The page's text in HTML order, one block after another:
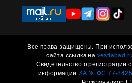
Все права защищены. При
сайта ссылка на vestiabad.ru
Свидетельство о регистрации
информации ИА № ФС 77-